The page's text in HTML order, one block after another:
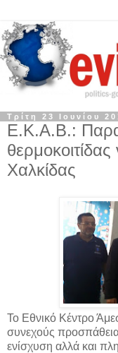
Τρίτη 23 Ιουνίου
Ε.Κ.Α.Β.:
Χαλκίδας
Το Εθνικό Κέντρο
συνεχούς
ενίσχυση αλλά και